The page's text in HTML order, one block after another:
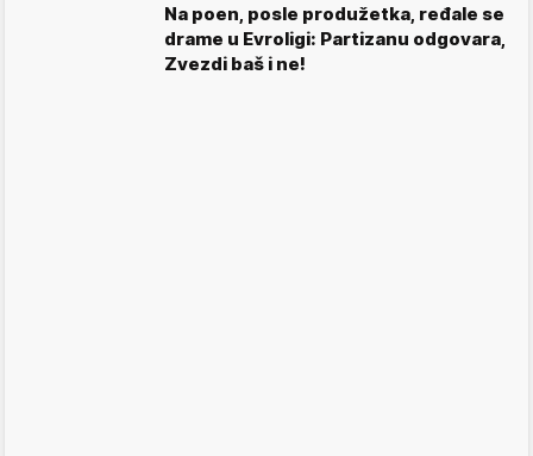
Na poen, posle produžetka, ređale se
drame u Evroligi: Partizanu odgovara,
Zvezdi baš i ne!